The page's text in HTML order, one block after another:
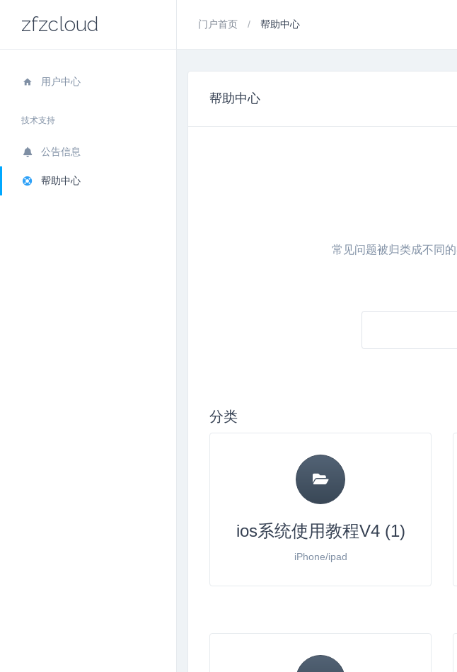
zfzcloud
用户中心
技术支持
公告信息
帮助中心
门户首页 帮助中心
帮助中心
常见问题被归类成不同
分类
ios系统使用教程V4 (1)
iPhone/ipad